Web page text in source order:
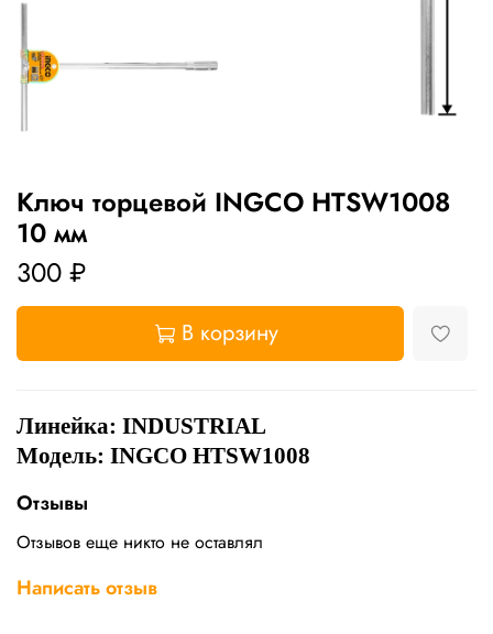
Ключ торцевой INGCO HTSW1008
10 мм
300 ₽
В корзину
Линейка: INDUSTRIAL
Модель: INGCO HTSW1008
Отзывы
Отзывов еще никто не оставлял
Написать отзыв